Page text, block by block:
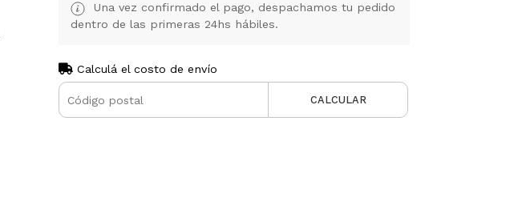
Una vez confirmado el pago, despachamos tu pedido
dentro de las primeras 24hs hábiles.
Calculá el costo de envío
CALCULAR